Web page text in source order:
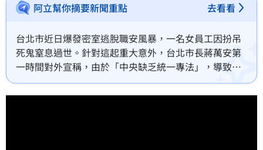
阿立幫你摘要新聞重點 去看看
台北市近日爆發密室逃脫職安風暴，一名女員工因扮吊
死鬼窒息過世。針對這起重大意外，台北市長蔣萬安第
一時間對外宣稱，由於「中央缺乏統一專法」，導致地
方政府在稽查與管制上面臨法律依據不足的困境，然
而，這番卸責言論隨即遭到強烈質疑。台北市議員苗博